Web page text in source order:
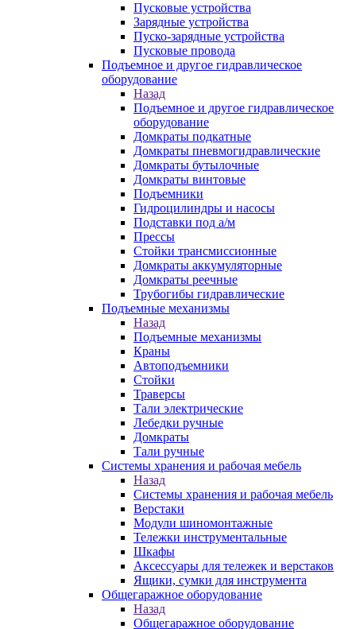
Пусковые устройства
Зарядные устройства
Пуско-зарядные устройства
Пусковые провода
Подъемное и другое гидравлическое
оборудование
Назад
Подъемное и другое гидравлическое
оборудование
Домкраты подкатные
Домкраты пневмогидравлические
Домкраты бутылочные
Домкраты винтовые
Подъемники
Гидроцилиндры и насосы
Подставки под а/м
Прессы
Стойки трансмиссионные
Домкраты аккумуляторные
Домкраты реечные
Трубогибы гидравлические
Подъемные механизмы
Назад
Подъемные механизмы
Краны
Автоподъемники
Стойки
Траверсы
Тали электрические
Лебедки ручные
Домкраты
Тали ручные
Системы хранения и рабочая мебель
Назад
Системы хранения и рабочая мебель
Верстаки
Модули шиномонтажные
Тележки инструментальные
Шкафы
Аксессуары для тележек и верстаков
Ящики, сумки для инструмента
Общегаражное оборудование
Назад
Общегаражное оборудование